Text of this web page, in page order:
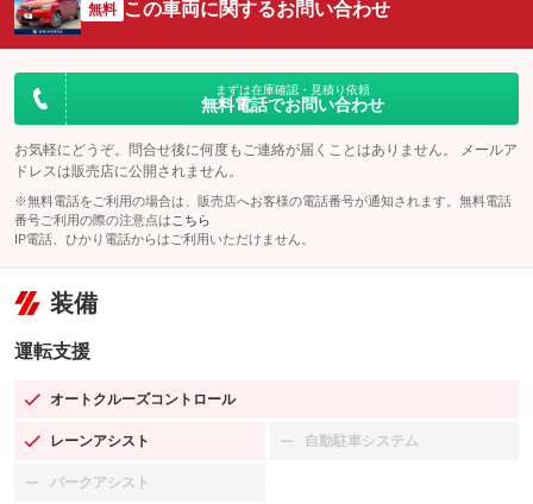
無料 この車両に関するお問い合わせ
まずは在庫確認・見積り依頼
無料電話でお問い合わせ
お気軽にどうぞ。問合せ後に何度もご連絡が届くことはありません。 メールア
ドレスは販売店に公開されません。
※無料電話をご利用の場合は、販売店へお客様の電話番号が通知されます。無料電話
番号ご利用の際の注意点は こちら
IP電話、ひかり電話からはご利用いただけません。
装備
運転支援
オートクルーズコントロール
：装備あり
レーンアシスト
：装備あり 自動駐車システム
：装備なし
パークアシスト
：装備なし